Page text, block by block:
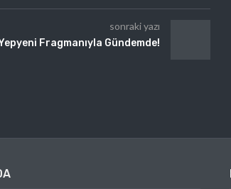
sonraki yazı
Fragmanıyla Gündemde!